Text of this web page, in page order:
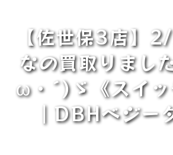
【佐世保3店】
なの買取りまし
ω・´)ゞ《スイ
｜DBHベジー